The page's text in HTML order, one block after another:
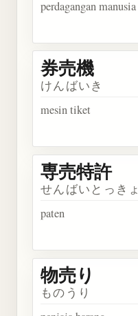
perdagangan manusia
券売機
けんばいき
mesin tiket
専売特許
せんばいとっきょ
paten
物売り
ものうり